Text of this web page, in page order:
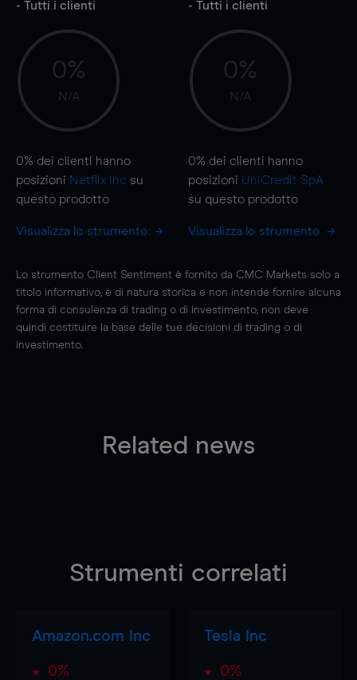
- Tutti i clienti
0%
N/A
0% dei clienti hanno
posizioni Netflix Inc su
questo prodotto
Visualizza lo strumento
- Tutti i clienti
0%
N/A
0% dei clienti hanno
posizioni UniCredit SpA
su questo prodotto
Visualizza lo strumento
Lo strumento Client Sentiment è fornito da CMC Markets solo a
titolo informativo, è di natura storica e non intende fornire alcuna
forma di consulenza di trading o di investimento; non deve
quindi costituire la base delle tue decisioni di trading o di
investimento.
Related news
Strumenti correlati
Amazon.com Inc
0%
Tesla Inc
0%